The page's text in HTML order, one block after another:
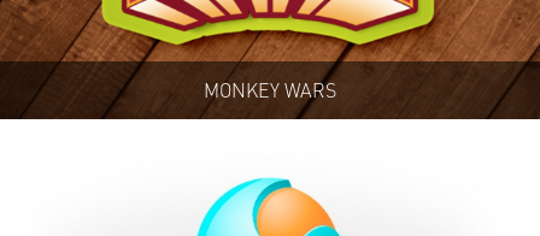
MONKEY WARS